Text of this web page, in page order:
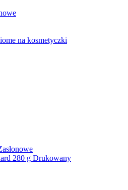
na kosmetyczki
280 g Drukowany